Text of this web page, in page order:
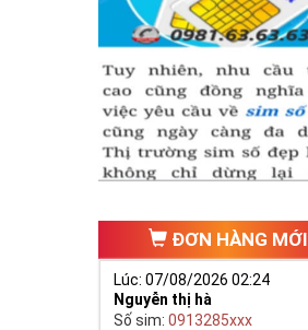
ĐƠN HÀNG MỚI
Lúc: 07/08/2026 02:24
Nguyễn thị hà
Số sim:0913285xxx